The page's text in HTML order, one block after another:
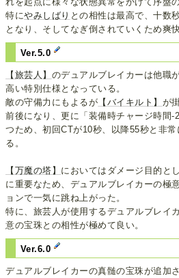
特にやみしばり との相性は最高で、十数
となり、そしてなぎ倒されていくため爽快
Ver.5.0
【旅芸人】 のデュアルブレイカーは他職
高い特別仕様となっている。
敵の守備力にもよるが 【バイキルト】 が
前後になり、更に「装備時チャージ時間
つため、初回CTが10秒、以降55秒と非
る。
【万魔の塔】 においてはダメージ目的と
に重要なため、デュアルブレイカーの極
ョンで一気に跳ね上がった。
特に、旅芸人が使用するデュアルブレイ
意の宝珠との相性が極めて良い。
Ver.6.0
デュアルブレイカーの真髄の宝珠が追加さ